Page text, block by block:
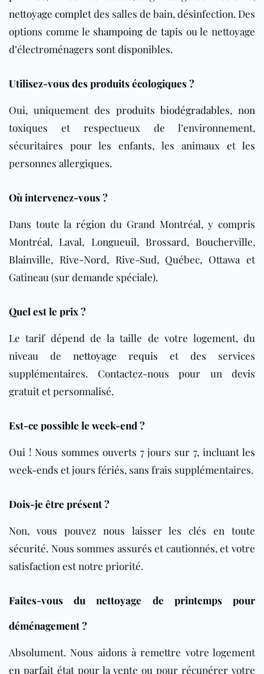
nettoyage completdes salles de bain, désinfection. Des
options comme le shampoing de tapis ou le nettoyage
d’électroménagers sont disponibles.
Utilisez-vous des produits écologiques ?
Oui, uniquement des produits biodégradables, non
toxiques et respectueux de l’environnement,
sécuritaires pour les enfants, les animaux et les
personnes allergiques.
Où intervenez-vous ?
Dans toute la région du Grand Montréal, y compris
Montréal, Laval, Longueuil, Brossard, Boucherville,
Blainville, Rive-Nord, Rive-Sud, Québec, Ottawa et
Gatineau (sur demande spéciale).
Quel est le prix ?
Le tarif dépend de la taille de votre logement, du
niveau de nettoyage requis et des services
supplémentaires. Contactez-nous pour un devis
gratuit et personnalisé.
Est-ce possible le week-end ?
Oui ! Nous sommes ouverts 7 jours sur 7, incluant les
week-ends et jours fériés, sans frais supplémentaires.
Dois-je être présent ?
Non, vous pouvez nous laisser les clés en toute
sécurité. Nous sommes assurés et cautionnés, et votre
satisfaction est notre priorité.
Faites-vous du nettoyage de printemps pour
déménagement ?
Absolument. Nous aidons à remettre votre logement
en parfait état pour la vente ou pour récupérer votre